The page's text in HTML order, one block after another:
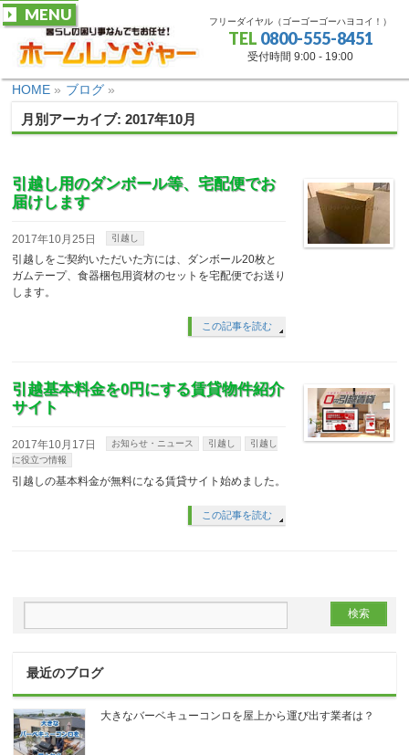
フリーダイヤル（ゴーゴーゴーハヨコイ！）
TEL 0800-555-8451
受付時間 9:00 - 19:00
MENU
HOME » ブログ »
月別アーカイブ: 2017年10月
引越し用のダンボール等、宅配便でお
届けします
2017年10月25日 引越し
引越しをご契約いただいた方には、ダンボール20枚と
ガムテープ、食器梱包用資材のセットを宅配便でお送り
します。
この記事を読む
引越基本料金を0円にする賃貸物件紹介
サイト
2017年10月17日 お知らせ・ニュース 引越し
引越し
に役立つ情報
引越しの基本料金が無料になる賃貸サイト始めました。
この記事を読む
最近のブログ
大きなバーベキューコンロを屋上から運び出す業者は？